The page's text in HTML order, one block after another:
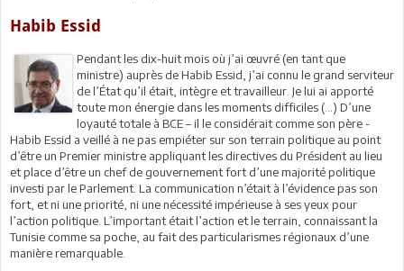
Habib Essid
Pendant les dix-huit mois où j’ai œuvré (en tant que
ministre) auprès de Habib Essid, j’ai connu le grand serviteur
de l’État qu’il était, intègre et travailleur. Je lui ai apporté
toute mon énergie dans les moments difficiles (…) D’une
loyauté totale à BCE – il le considérait comme son père -
Habib Essid a veillé à ne pas empiéter sur son terrain politique au point
d’être un Premier ministre appliquant les directives du Président au lieu
et place d’être un chef de gouvernement fort d’une majorité politique
investi par le Parlement. La communication n’était à l’évidence pas son
fort, et ni une priorité, ni une nécessité impérieuse à ses yeux pour
l’action politique. L’important était l’action et le terrain, connaissant la
Tunisie comme sa poche, au fait des particularismes régionaux d’une
manière remarquable.